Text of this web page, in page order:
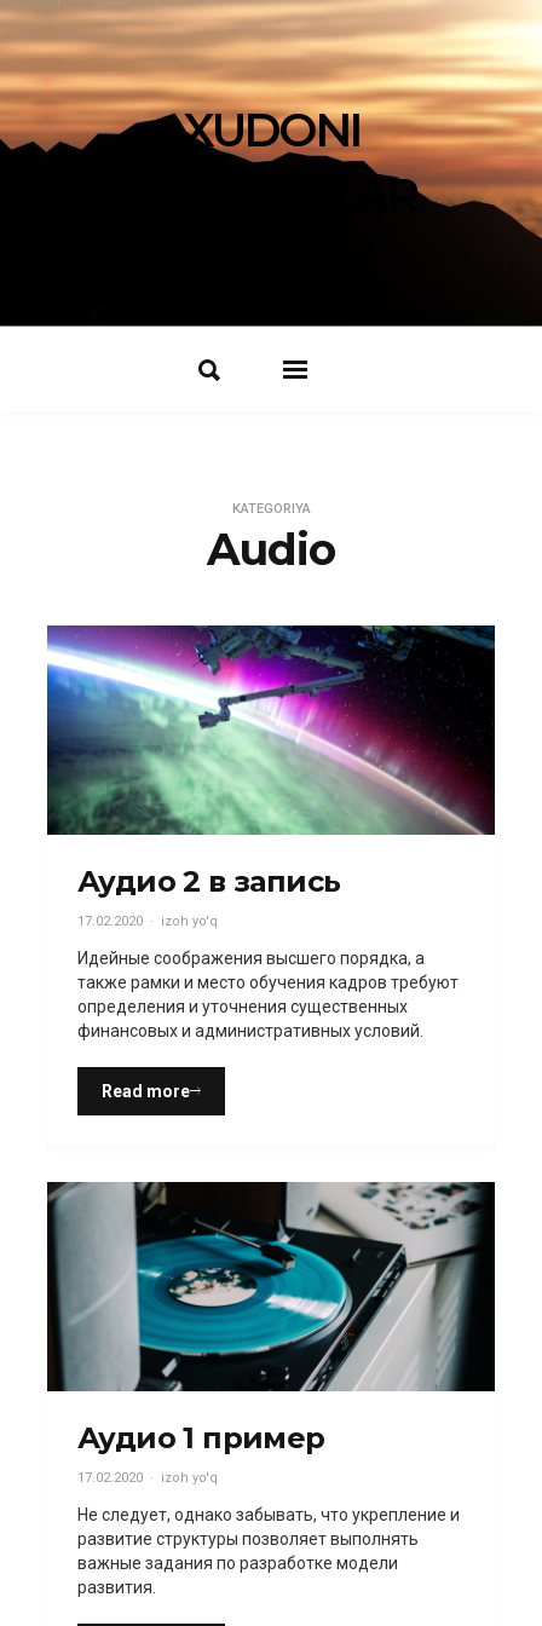
XUDONI
IZLOVCHILAR
KATEGORIYA
Audio
Аудио 2 в запись
17.02.2020 izoh yo'q
Идейные соображения высшего порядка, а
также рамки и место обучения кадров требуют
определения и уточнения существенных
финансовых и административных условий.
Read more
Аудио 1 пример
17.02.2020 izoh yo'q
Не следует, однако забывать, что укрепление и
развитие структуры позволяет выполнять
важные задания по разработке модели
развития.